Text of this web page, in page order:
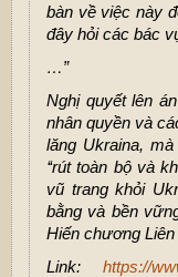
bàn về việc này
đây hỏi các bác
…”
Nghị quyết lên
nhân quyền và
lăng Ukraina, mà
‘‘rút toàn bộ và
vũ trang khỏi
bằng và bền
Hiến chương Liên
Link: https://